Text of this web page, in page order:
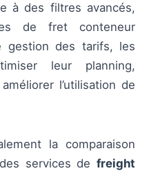
à des filtres avancés,
de fret conteneur
des tarifs, les
leur planning,
l’utilisation de
la comparaison
services defreight